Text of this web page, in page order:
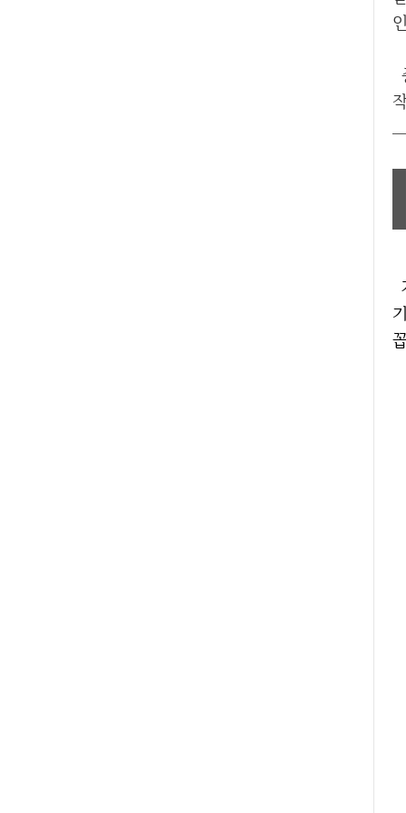
종목들은 굉장히
가상화폐 관련주